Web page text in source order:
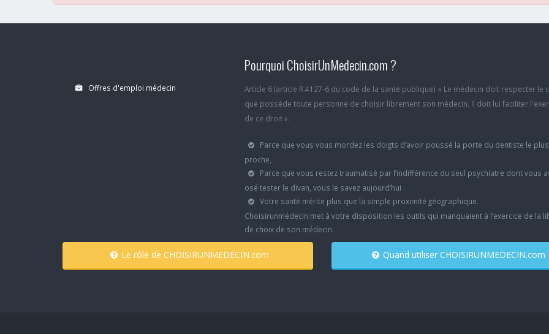
Offres d'emploi médecin
Pourquoi ChoisirUnMedecin.com ?
Article 6 (article R.4127-6 du code de la santé publique) « Le médecin doit respecter le
que possède toute personne de choisir librement son médecin. Il doit lui faciliter
de ce droit ».
Parce que vous vous mordez les doigts d’avoir poussé la porte du dentiste le plus
proche,
Parce que vous restez traumatisé par l’indifférence du seul psychiatre dont vous
osé tester le divan, vous le savez aujourd’hui :
Votre santé mérite plus que la simple proximité géographique.
Choisirunmédecin met à votre disposition les outils qui manquaient à l’exercice de la
de choix de son médecin.
Le rôle de CHOISIRUNMEDECIN.com Quand utiliser CHOISIRUNMEDECIN.com